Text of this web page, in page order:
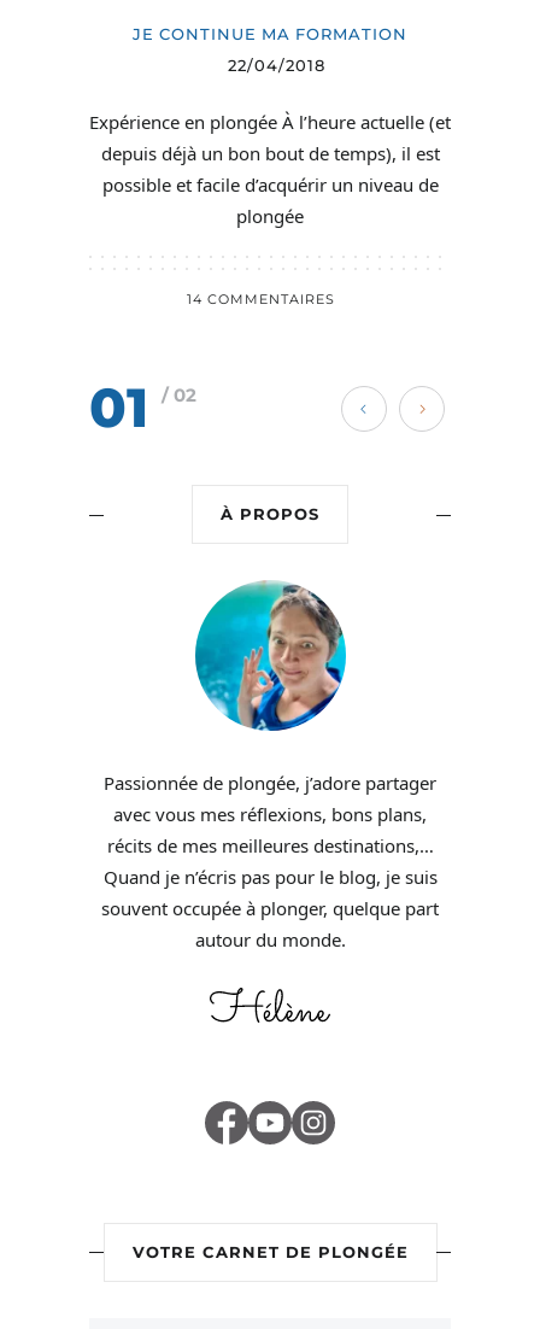
JE CONTINUE MA FORMATION
22/04/2018
Expérience en plongée À l’heure actuelle (et
depuis déjà un bon bout de temps), il est
possible et facile d’acquérir un niveau de
plongée
14 COMMENTAIRES
01 / 02
À PROPOS
Passionnée de plongée, j’adore partager
avec vous mes réflexions, bons plans,
récits de mes meilleures destinations,…
Quand je n’écris pas pour le blog, je suis
souvent occupée à plonger, quelque part
autour du monde.
VOTRE CARNET DE PLONGÉE